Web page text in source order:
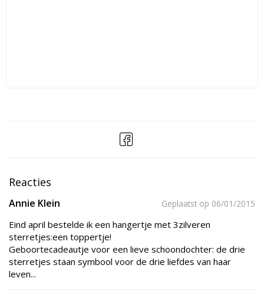
Reacties
Annie Klein Geplaatst op 06/01/2015
Eind april bestelde ik een hangertje met 3zilveren
sterretjes:een toppertje!
Geboortecadeautje voor een lieve schoondochter: de drie
sterretjes staan symbool voor de drie liefdes van haar
leven...